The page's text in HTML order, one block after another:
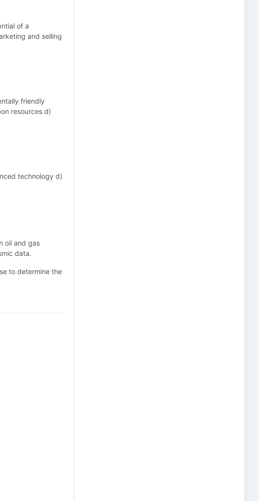
of a
and selling
friendly
resources d)
technology d)
oil and gas
data.
to determine the